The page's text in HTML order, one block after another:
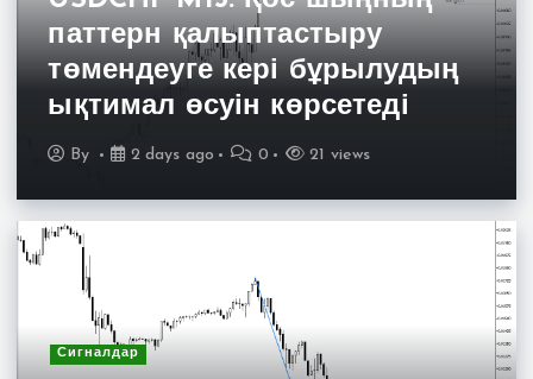
паттерн қалыптастыру
төмендеуге кері бұрылудың
ықтимал өсуін көрсетеді
By 2 days ago 0 21 views
Сигналдар